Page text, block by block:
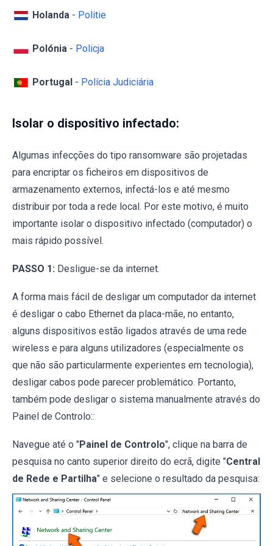
Holanda - Politie
Polónia - Policja
Portugal - Polícia Judiciária
Isolar o dispositivo infectado:
Algumas infecções do tipo ransomware são projetadas
para encriptar os ficheiros em dispositivos de
armazenamento externos, infectá-los e até mesmo
distribuir por toda a rede local. Por este motivo, é muito
importante isolar o dispositivo infectado (computador) o
mais rápido possível.
PASSO 1: Desligue-se da internet.
A forma mais fácil de desligar um computador da internet
é desligar o cabo Ethernet da placa-mãe, no entanto,
alguns dispositivos estão ligados através de uma rede
wireless e para alguns utilizadores (especialmente os
que não são particularmente experientes em tecnologia),
desligar cabos pode parecer problemático. Portanto,
também pode desligar o sistema manualmente através do
Painel de Controlo::
Navegue até o "Painel de Controlo", clique na barra de
pesquisa no canto superior direito do ecrã, digite "Central
de Rede e Partilha" e selecione o resultado da pesquisa: